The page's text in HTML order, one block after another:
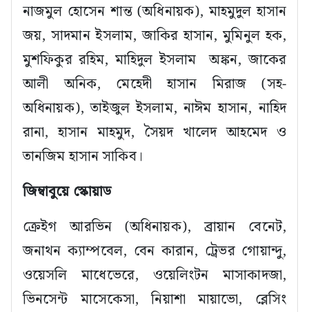
নাজমুল হোসেন শান্ত (অধিনায়ক), মাহমুদুল হাসান
জয়, সাদমান ইসলাম, জাকির হাসান, মুমিনুল হক,
মুশফিকুর রহিম, মাহিদুল ইসলাম অঙ্কন, জাকের
আলী অনিক, মেহেদী হাসান মিরাজ (সহ-
অধিনায়ক), তাইজুল ইসলাম, নাঈম হাসান, নাহিদ
রানা, হাসান মাহমুদ, সৈয়দ খালেদ আহমেদ ও
তানজিম হাসান সাকিব।
জিম্বাবুয়ে স্কোয়াড
ক্রেইগ আরভিন (অধিনায়ক), ব্রায়ান বেনেট,
জনাথন ক্যাম্পবেল, বেন কারান, ট্রেভর গোয়ান্দু,
ওয়েসলি মাধেভেরে, ওয়েলিংটন মাসাকাদজা,
ভিনসেন্ট মাসেকেসা, নিয়াশা মায়াভো, ব্লেসিং